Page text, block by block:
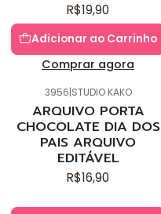
R$19,90
Adicionar ao Carrinho
Comprar agora
3956|STUDIO KAKO
ARQUIVO PORTA
CHOCOLATE DIA DOS
PAIS ARQUIVO
EDITÁVEL
R$16,90